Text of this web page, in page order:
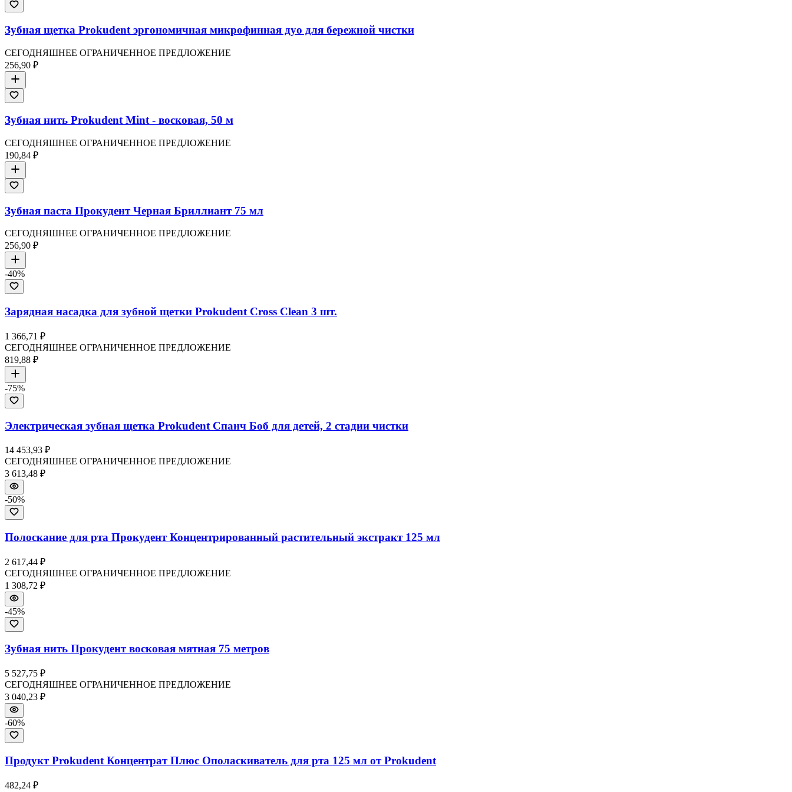
Зубная щетка Prokudent эргономичная микрофинная дуо для бережной чистки
СЕГОДНЯШНЕЕ ОГРАНИЧЕННОЕ ПРЕДЛОЖЕНИЕ
256,90 ₽
Зубная нить Prokudent Mint - восковая, 50 м
СЕГОДНЯШНЕЕ ОГРАНИЧЕННОЕ ПРЕДЛОЖЕНИЕ
190,84 ₽
Зубная паста Прокудент Черная Бриллиант 75 мл
СЕГОДНЯШНЕЕ ОГРАНИЧЕННОЕ ПРЕДЛОЖЕНИЕ
256,90 ₽
-40%
Зарядная насадка для зубной щетки Prokudent Cross Clean 3 шт.
1 366,71 ₽
СЕГОДНЯШНЕЕ ОГРАНИЧЕННОЕ ПРЕДЛОЖЕНИЕ
819,88 ₽
-75%
Электрическая зубная щетка Prokudent Спанч Боб для детей, 2 стадии чистки
14 453,93 ₽
СЕГОДНЯШНЕЕ ОГРАНИЧЕННОЕ ПРЕДЛОЖЕНИЕ
3 613,48 ₽
-50%
Полоскание для рта Прокудент Концентрированный растительный экстракт 125 мл
2 617,44 ₽
СЕГОДНЯШНЕЕ ОГРАНИЧЕННОЕ ПРЕДЛОЖЕНИЕ
1 308,72 ₽
-45%
Зубная нить Прокудент восковая мятная 75 метров
5 527,75 ₽
СЕГОДНЯШНЕЕ ОГРАНИЧЕННОЕ ПРЕДЛОЖЕНИЕ
3 040,23 ₽
-60%
Продукт Prokudent Концентрат Плюс Ополаскиватель для рта 125 мл от Prokudent
482,24 ₽